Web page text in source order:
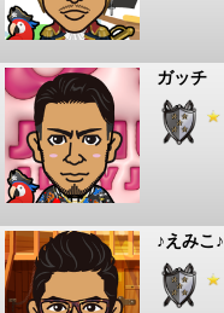
ガッチ
♪えみこ♪